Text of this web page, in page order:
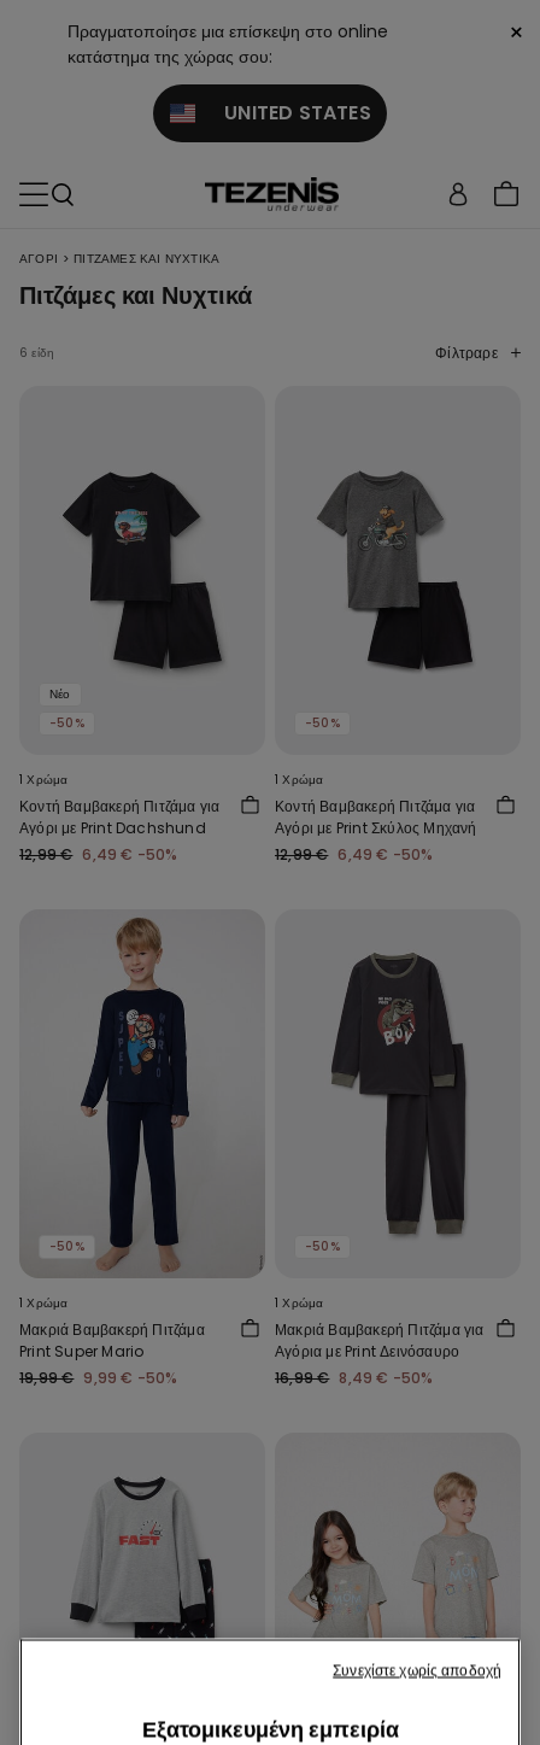
Πραγματοποίησε μια επίσκεψη στο online
κατάστημα της χώρας σου:
UNITED STATES
×
ΑΓΌΡΙ > ΠΙΤΖΆΜΕΣ ΚΑΙ ΝΥΧΤΙΚΆ
Πιτζάμες και Νυχτικά
6 είδη Φίλτραρε
Νέο
-50%
1 Χρώμα
Κοντή Βαμβακερή Πιτζάμα για
Αγόρι με Print Dachshund
12,99 € 6,49 € -50%
-50%
1 Χρώμα
Κοντή Βαμβακερή Πιτζάμα για
Αγόρι με Print Σκύλος Μηχανή
12,99 € 6,49 € -50%
-50%
1 Χρώμα
Μακριά Βαμβακερή Πιτζάμα
Print Super Mario
19,99 € 9,99 € -50%
-50%
1 Χρώμα
Μακριά Βαμβακερή Πιτζάμα για
Αγόρια με Print Δεινόσαυρο
16,99 € 8,49 € -50%
Εξατομικευμένη εμπειρία
Συνεχίστε χωρίς αποδοχή